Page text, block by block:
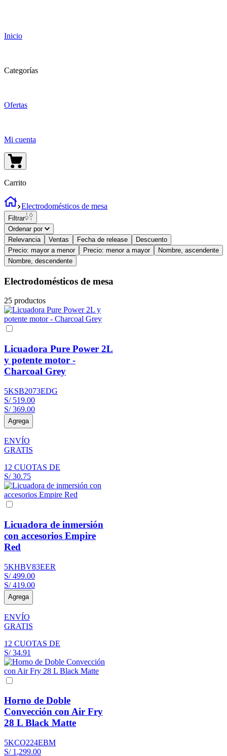
Inicio
Categorías
Ofertas
Mi cuenta
Carrito
Electrodomésticos de mesa
Filtrar
Ordenar por
Relevancia
Ventas Fecha de release
Descuento
Precio: mayor a menor
Precio: menor a mayor
Nombre, ascendente
Nombre, descendente
Electrodomésticos de mesa
25 productos
Licuadora Pure Power 2L
y potente motor -
Charcoal Grey
5KSB2073EDG
S/ 519.00
S/ 369.00
Agrega
ENVÍO
GRATIS
12 CUOTAS DE
S/ 30.75
Licuadora de inmersión
con accesorios Empire
Red
5KHBV83EER
S/ 499.00
S/ 419.00
Agrega
ENVÍO
GRATIS
12 CUOTAS DE
S/ 34.91
Horno de Doble
Convección con Air Fry
28 L Black Matte
5KCO224EBM
S/ 1 ,299.00